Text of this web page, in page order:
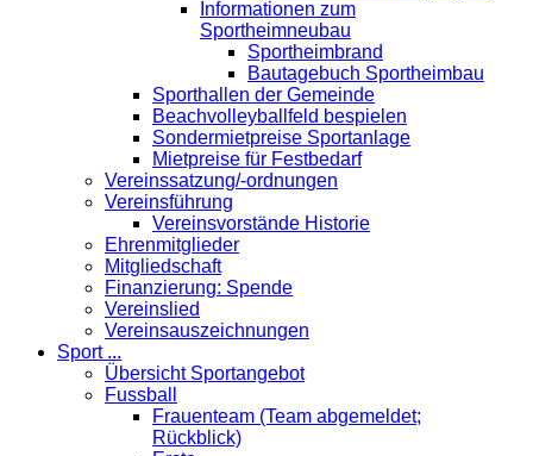
Informationen zum
Sportheimneubau
Sportheimbrand
Bautagebuch Sportheimbau
Sporthallen der Gemeinde
Beachvolleyballfeld bespielen
Sondermietpreise Sportanlage
Mietpreise für Festbedarf
Vereinssatzung/-ordnungen
Vereinsführung
Vereinsvorstände Historie
Ehrenmitglieder
Mitgliedschaft
Finanzierung: Spende
Vereinslied
Vereinsauszeichnungen
Sport ...
Übersicht Sportangebot
Fussball
Frauenteam (Team abgemeldet;
Rückblick)